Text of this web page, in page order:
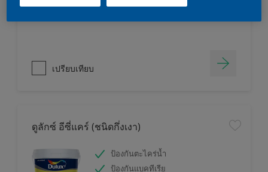
ป้องกันฝุ่น
เปรียบเทียบ
ดูลักซ์ อีซี่แคร์ (ชนิดกึ่งเงา)
ป้องกันตะไคร่น้ำ
ป้องกันแบคทีเรีย